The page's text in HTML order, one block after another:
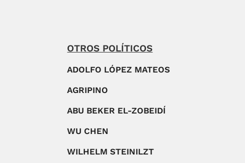
OTROS POLÍTICOS
ADOLFO LÓPEZ MATEOS
AGRIPINO
ABU BEKER EL-ZOBEIDÍ
WU CHEN
WILHELM STEINILZT